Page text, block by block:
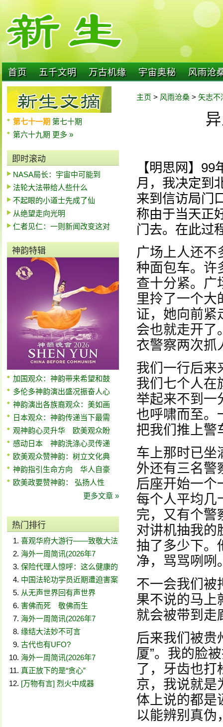
首页 五千文明 万古机缘 宇宙奥秘 风雨沧
第七十一期 第七十期
第六十九期 更多 »
即时滚动
NASA局长：宇宙中可能到
法轮大法带给人些什么
不起眼的小道士先成了仙
从绝望走向光明
仁者见仁：一则新闻改变这对
神韵特辑
加国观众：神韵带来希望和鼓
多伦多神韵演出盛况振奋人心
神韵演出各族裔观众：美如画
日本观众：神韵传递当下最需
观神韵心灵升华 欧美观众盼
感动日本 神韵洗涤心灵传递
欧美观众赞神韵：树立文化典
神韵指引生命方向 华人自豪
欧美政要赞神韵： 弘扬人性
更多文章 »
热门排行
喜观华府大游行——致敬大法
海外一周简讯(2026年7
保险代理人惊呼：这么健康的
中国法轮功学员近期遭迫害案
从无声世界回有声世界
害佛而死 敬佛而生
海外一周简讯(2026年7
缘结大法妙不可言
古代也有UFO?
海外一周简讯(2026年7
真正放下的是“贪心”
[万物有言] 烈火中成器
主页 > 风雨沧桑 > 矢志不
【明思网】
月，我决定到
来到信访局门
称由于当天正
门去。在此过
广场上人还不
种面包车。许
查十分紧。广
里拎了一个大
证，她向前紧
会也就走开了
衣警察两次抓
我们一行后来
我们七个人在
举起来不到一
也呼啸而至。
把我们推上警
车上那时已坐
外还有三名警
后座开始一个
每个人平均几
完，又有个警
对讲机抽我的
抽了多少下。
净，骂骂咧咧
不一会我们被
果不说的马上
就会被带到走
后来我们被贵
厦”。我的脸
了，牙齿也打
京，我说就是
体上说的都是
以能辨别真伪